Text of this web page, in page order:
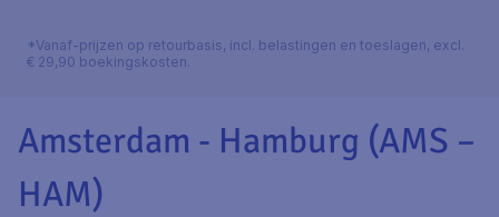
*Vanaf-prijzen op retourbasis, incl. belastingen en toeslagen, excl.
€ 29,90 boekingskosten.
Amsterdam - Hamburg (AMS –
HAM)